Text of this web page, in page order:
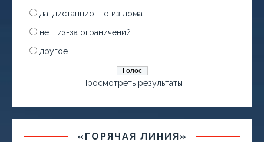
да, дистанционно из дома
нет, из-за ограничений
другое
Просмотреть результаты
«ГОРЯЧАЯ ЛИНИЯ»